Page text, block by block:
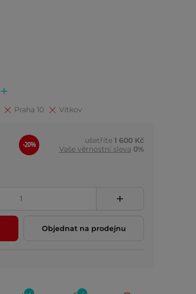
Praha 10 Vítkov
-20% ušetříte 1 600 Kč
Vaše věrnostní sleva 0%
Objednat na prodejnu